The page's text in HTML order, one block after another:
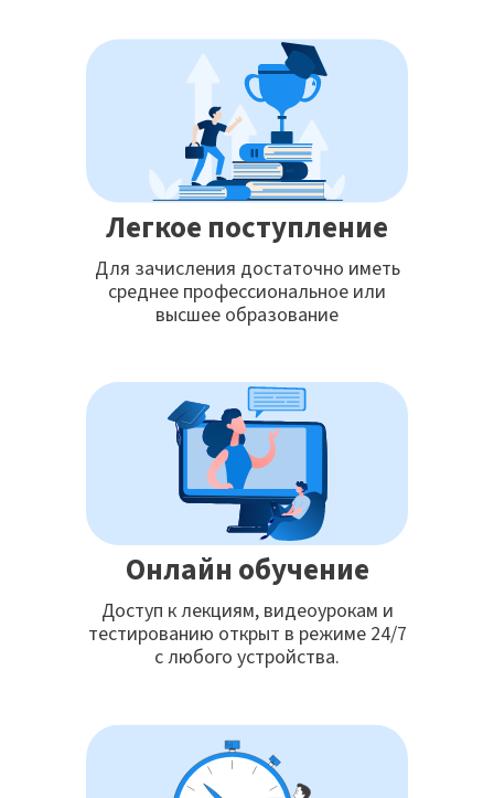
Легкое поступление
Для зачисления достаточно иметь
среднее профессиональное или
высшее образование
Онлайн обучение
Доступ к лекциям, видеоурокам и
тестированию открыт в режиме 24/7
с любого устройства.